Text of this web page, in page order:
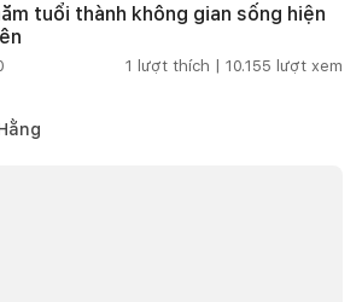
tuổi thành không gian sống hiện
1 lượt thích | 10.155 lượt xem